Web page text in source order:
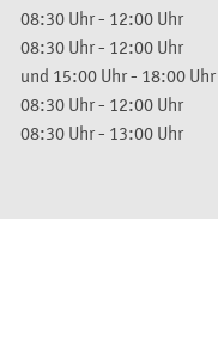
08:30 Uhr- 12:00 Uhr
08:30 Uhr- 12:00 Uhr
und 15:00 Uhr- 18:00 Uhr
08:30 Uhr- 12:00 Uhr
08:30 Uhr- 13:00 Uhr